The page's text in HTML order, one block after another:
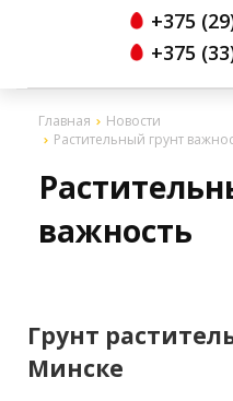
+375
+375
Главная
Новости
Растительный грунт
важность
Грунт
Минске